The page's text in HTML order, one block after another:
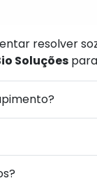
resolver
Soluçõespara